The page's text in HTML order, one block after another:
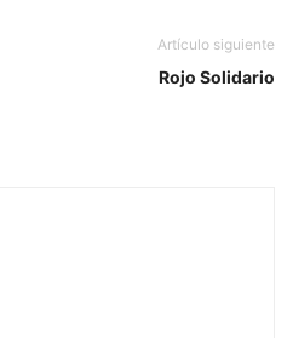
Artículo siguiente
Rojo Solidario